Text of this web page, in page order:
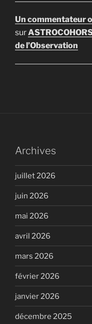
Un commentateur
sur
de l’Observation
Archives
juillet 2026
juin 2026
mai 2026
avril 2026
mars 2026
février 2026
janvier 2026
décembre 2025